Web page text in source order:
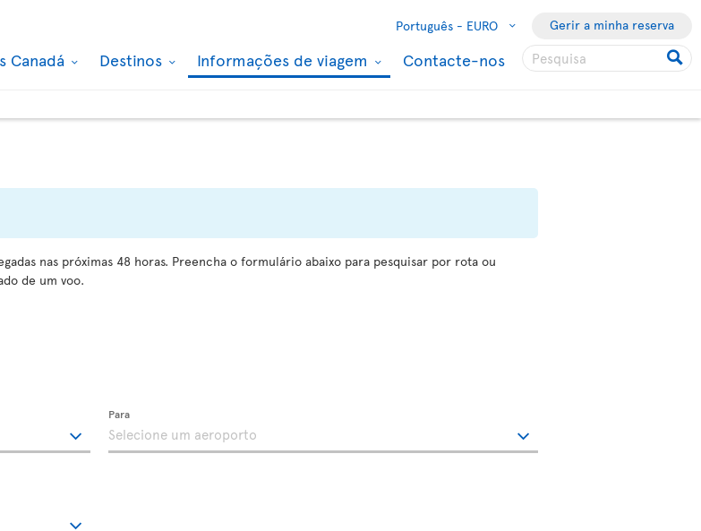
Português - EURO Gerir a minha reserva
Canadá Destinos Informações de viagem Contacte-nos
nas próximas 48 horas. Preencha o formulário abaixo para pesquisar por rota ou
de um voo.
Para